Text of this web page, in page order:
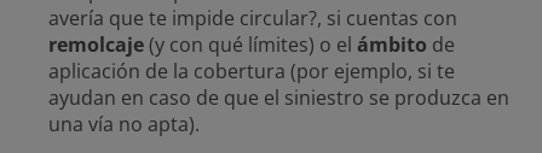
avería que te impide circular?, si cuentas con
remolcaje(y con qué límites) o el ámbito de
aplicación de la cobertura (por ejemplo, si te
ayudan en caso de que el siniestro se produzca en
una vía no apta).